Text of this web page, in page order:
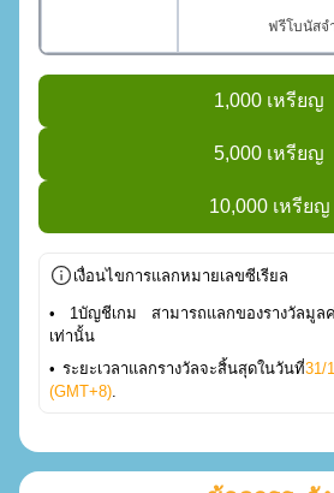
ฟรีโบนัสจํ
1,000 เหรียญ
5,000 เหรียญ
10,000 เหรียญ
เงื่อนไขการแลกหมายเลขซีเรียล
• 1บัญชีเกม สามารถแลกของรางวัลมูล
เท่านั้น
• ระยะเวลาแลกรางวัลจะสิ้นสุดในวันที่31/
(GMT+8).